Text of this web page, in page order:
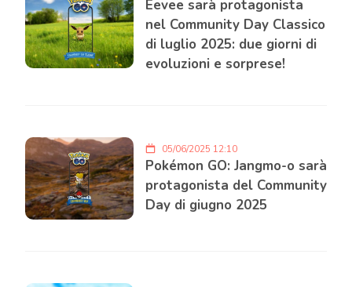
Eevee sarà protagonista
nel Community Day Classico
di luglio 2025: due giorni di
evoluzioni e sorprese!
05/06/2025 12:10
Pokémon GO: Jangmo-o sarà
protagonista del Community
Day di giugno 2025